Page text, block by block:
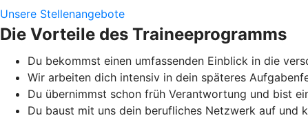
Unsere Stellenangebote
Die Vorteile des Traineeprogramms
Du bekommst einen umfassenden Einblick in die
Wir arbeiten dich intensiv in dein späteres
Du übernimmst schon früh Verantwortung und bist
Du baust mit uns dein berufliches Netzwerk auf und